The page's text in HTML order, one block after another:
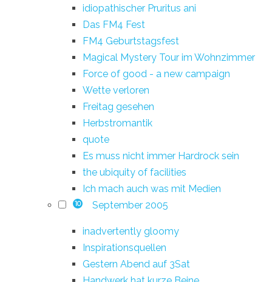
idiopathischer Pruritus ani
Das FM4 Fest
FM4 Geburtstagsfest
Magical Mystery Tour im Wohnzimmer
Force of good - a new campaign
Wette verloren
Freitag gesehen
Herbstromantik
quote
Es muss nicht immer Hardrock sein
the ubiquity of facilities
Ich mach auch was mit Medien
10 September 2005
inadvertently gloomy
Inspirationsquellen
Gestern Abend auf 3Sat